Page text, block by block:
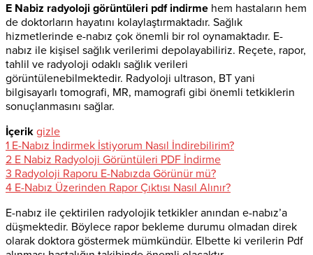
E Nabiz radyoloji görüntüleri pdf indirme hem hastaların hem
de doktorların hayatını kolaylaştırmaktadır. Sağlık
hizmetlerinde e-nabız çok önemli bir rol oynamaktadır. E-
nabız ile kişisel sağlık verilerimi depolayabiliriz. Reçete, rapor,
tahlil ve radyoloji odaklı sağlık verileri
görüntülenebilmektedir. Radyoloji ultrason, BT yani
bilgisayarlı tomografi, MR, mamografi gibi önemli tetkiklerin
sonuçlanmasını sağlar.
İçerik gizle
1 E-Nabız İndirmek İstiyorum Nasıl İndirebilirim?
2 E Nabiz Radyoloji Görüntüleri PDF İndirme
3 Radyoloji Raporu E-Nabızda Görünür mü?
4 E-Nabız Üzerinden Rapor Çıktısı Nasıl Alınır?
E-nabız ile çektirilen radyolojik tetkikler anından e-nabız’a
düşmektedir. Böylece rapor bekleme durumu olmadan direk
olarak doktora göstermek mümkündür. Elbette ki verilerin Pdf